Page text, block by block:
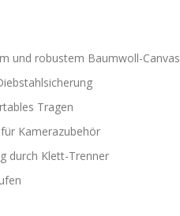
und robustem Baumwoll-Canvas
Tragen
Kamerazubehör
durch Klett-Trenner